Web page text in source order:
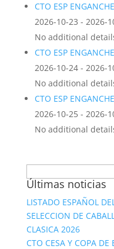
CTO ESP
2026-10-23 - 2026-
No additional
CTO ESP
2026-10-24 - 2026-
No additional
CTO ESP
2026-10-25 - 2026-
No additional
Últimas noticias
LISTADO ESPAÑOL
SELECCION DE
CLASICA 2026
CTO CESA Y COPA DE